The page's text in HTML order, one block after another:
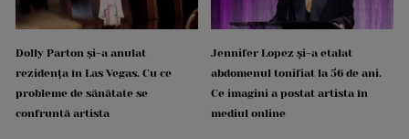
Dolly Parton și-a anulat
rezidența în Las Vegas. Cu ce
probleme de sănătate se
confruntă artista
Jennifer Lopez și-a etalat
abdomenul tonifiat la 56 de ani.
Ce imagini a postat artista în
mediul online